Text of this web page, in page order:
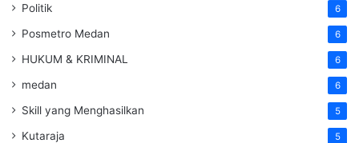
Politik 6
Posmetro Medan 6
HUKUM & KRIMINAL 6
medan 6
Skill yang Menghasilkan 5
Kutaraja 5